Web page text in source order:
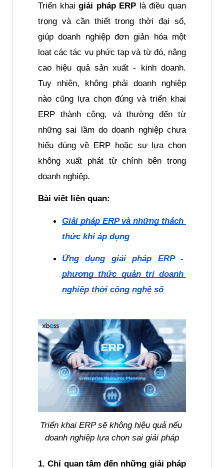
Triển khai giải pháp ERP là điều quan
trọng và cần thiết trong thời đại số,
giúp doanh nghiệp đơn giản hóa một
loạt các tác vụ phức tạp và từ đó, nâng
cao hiệu quả sản xuất - kinh doanh.
Tuy nhiên, không phải doanh nghiệp
nào cũng lựa chọn đúng và triển khai
ERP thành công, và thường đến từ
những sai lầm do doanh nghiệp chưa
hiểu đúng về ERP hoặc sự lựa chọn
không xuất phát từ chính bên trong
doanh nghiệp.
Bài viết liên quan:
Giải pháp ERP và những thách
thức khi áp dụng
Ứng dụng giải pháp ERP -
phương thức quản trị doanh
nghiệp thời công nghệ số
Triển khai ERP sẽ không hiệu quả nếu
doanh nghiệp lựa chọn sai giải pháp
1. Chỉ quan tâm đến những giải pháp